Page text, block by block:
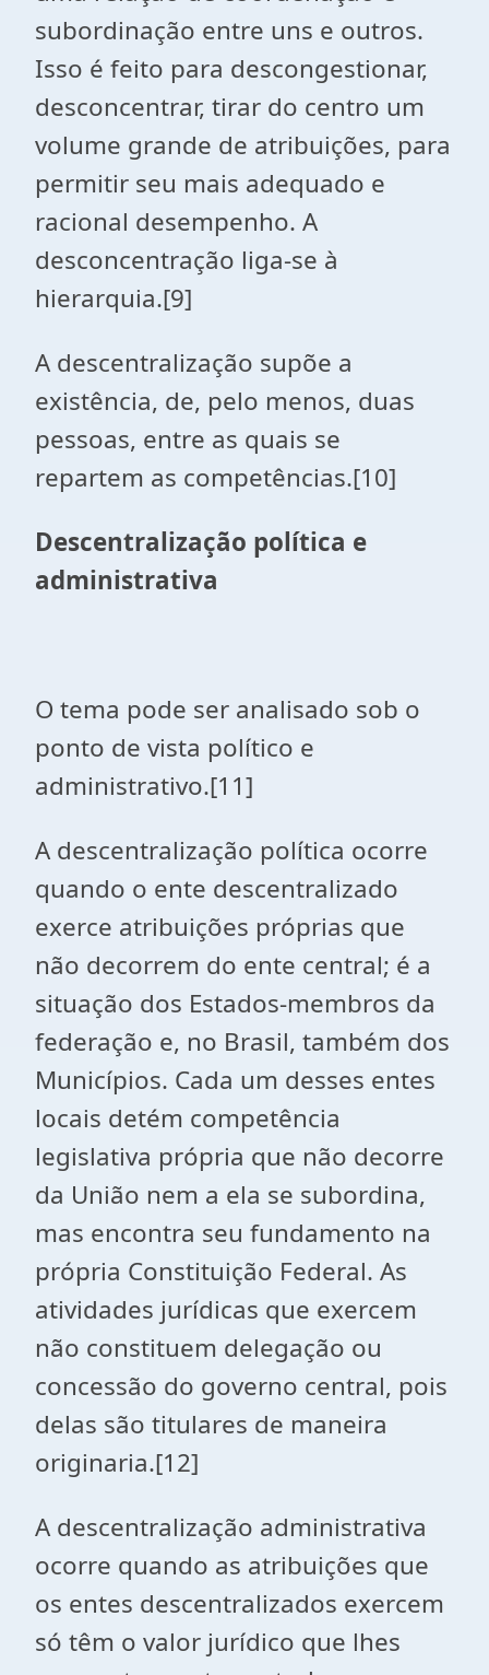
subordinação entre uns e outros.
Isso é feito para descongestionar,
desconcentrar, tirar do centro um
volume grande de atribuições, para
permitir seu mais adequado e
racional desempenho. A
desconcentração liga-se à
hierarquia.[9]
A descentralização supõe a
existência, de, pelo menos, duas
pessoas, entre as quais se
repartem as competências.[10]
Descentralização política e
administrativa
O tema pode ser analisado sob o
ponto de vista político e
administrativo.[11]
A descentralização política ocorre
quando o ente descentralizado
exerce atribuições próprias que
não decorrem do ente central; é a
situação dos Estados-membros da
federação e, no Brasil, também dos
Municípios. Cada um desses entes
locais detém competência
legislativa própria que não decorre
da União nem a ela se subordina,
mas encontra seu fundamento na
própria Constituição Federal. As
atividades jurídicas que exercem
não constituem delegação ou
concessão do governo central, pois
delas são titulares de maneira
originaria.[12]
A descentralização administrativa
ocorre quando as atribuições que
os entes descentralizados exercem
só têm o valor jurídico que lhes